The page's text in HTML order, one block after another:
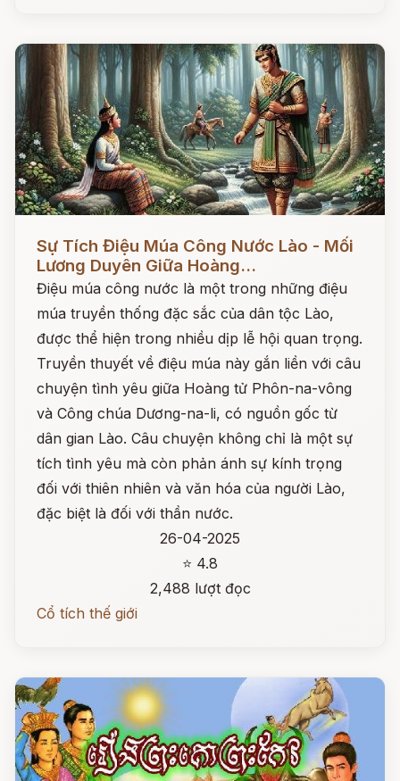
Sự Tích Điệu Múa Công Nước Lào - Mối
Lương Duyên Giữa Hoàng...
Điệu múa công nước là một trong những điệu
múa truyền thống đặc sắc của dân tộc Lào,
được thể hiện trong nhiều dịp lễ hội quan trọng.
Truyền thuyết về điệu múa này gắn liền với câu
chuyện tình yêu giữa Hoàng tử Phôn-na-vông
và Công chúa Dương-na-li, có nguồn gốc từ
dân gian Lào. Câu chuyện không chỉ là một sự
tích tình yêu mà còn phản ánh sự kính trọng
đối với thiên nhiên và văn hóa của người Lào,
đặc biệt là đối với thần nước.
26-04-2025
⭐ 4.8
2,488 lượt đọc
Cổ tích thế giới